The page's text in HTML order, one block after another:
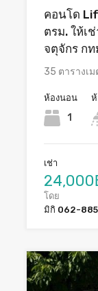
คอนโด
ตรม. ให้เ
จตุจักร กท
35 ตารางเ
ห้องนอน
1
ห้
เช่า
24,000
โดย
มิกิ 062-